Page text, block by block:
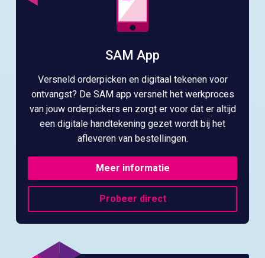
SAM App
Versneld orderpicken en digitaal tekenen voor
ontvangst? De SAM app versnelt het werkproces
van jouw orderpickers en zorgt er voor dat er altijd
een digitale handtekening gezet wordt bij het
afleveren van bestellingen.
Meer informatie
Probeer direct